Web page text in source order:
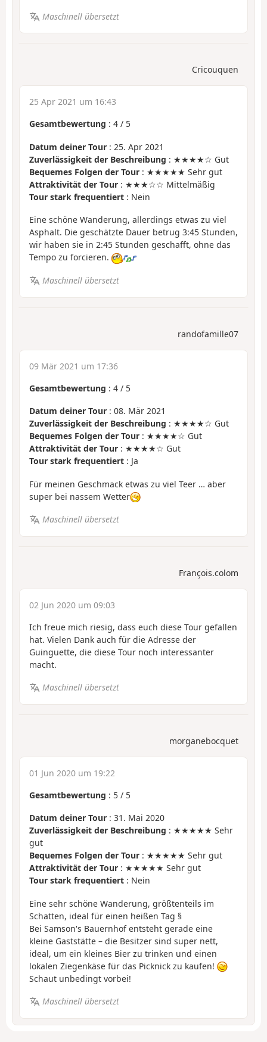
Maschinell übersetzt
Cricouquen
25 Apr 2021 um 16:43
Gesamtbewertung : 4 / 5
Datum deiner Tour : 25. Apr 2021
Zuverlässigkeit der Beschreibung : ★★★★☆ Gut
Bequemes Folgen der Tour : ★★★★★ Sehr gut
Attraktivität der Tour : ★★★☆☆ Mittelmäßig
Tour stark frequentiert : Nein
Eine schöne Wanderung, allerdings etwas zu viel
Asphalt. Die geschätzte Dauer betrug 3:45 Stunden,
wir haben sie in 2:45 Stunden geschafft, ohne das
Tempo zu forcieren.
Maschinell übersetzt
randofamille07
09 Mär 2021 um 17:36
Gesamtbewertung : 4 / 5
Datum deiner Tour : 08. Mär 2021
Zuverlässigkeit der Beschreibung : ★★★★☆ Gut
Bequemes Folgen der Tour : ★★★★☆ Gut
Attraktivität der Tour : ★★★★☆ Gut
Tour stark frequentiert : Ja
Für meinen Geschmack etwas zu viel Teer … aber
super bei nassem Wetter
Maschinell übersetzt
François.colom
02 Jun 2020 um 09:03
Ich freue mich riesig, dass euch diese Tour gefallen
hat. Vielen Dank auch für die Adresse der
Guinguette, die diese Tour noch interessanter
macht.
Maschinell übersetzt
morganebocquet
01 Jun 2020 um 19:22
Gesamtbewertung : 5 / 5
Datum deiner Tour : 31. Mai 2020
Zuverlässigkeit der Beschreibung : ★★★★★ Sehr
gut
Bequemes Folgen der Tour : ★★★★★ Sehr gut
Attraktivität der Tour : ★★★★★ Sehr gut
Tour stark frequentiert : Nein
Eine sehr schöne Wanderung, größtenteils im
Schatten, ideal für einen heißen Tag §
Bei Samson's Bauernhof entsteht gerade eine
kleine Gaststätte – die Besitzer sind super nett,
ideal, um ein kleines Bier zu trinken und einen
lokalen Ziegenkäse für das Picknick zu kaufen!
Schaut unbedingt vorbei!
Maschinell übersetzt